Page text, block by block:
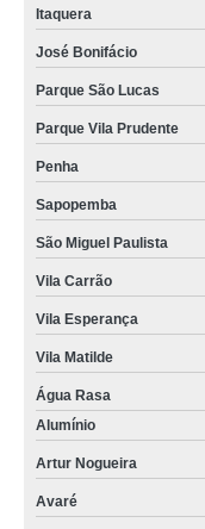
Itaquera
José Bonifácio
Parque São Lucas
Parque Vila Prudente
Penha
Sapopemba
São Miguel Paulista
Vila Carrão
Vila Esperança
Vila Matilde
Água Rasa
Alumínio
Artur Nogueira
Avaré